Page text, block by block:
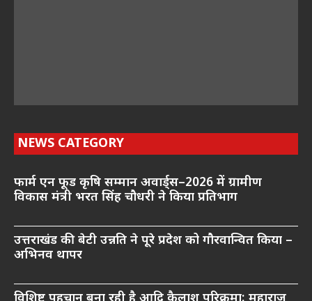
NEWS CATEGORY
फार्म एन फूड कृषि सम्मान अवार्ड्स–2026 में ग्रामीण
विकास मंत्री भरत सिंह चौधरी ने किया प्रतिभाग
उत्तराखंड की बेटी उन्नति ने पूरे प्रदेश को गौरवान्वित किया –
अभिनव थापर